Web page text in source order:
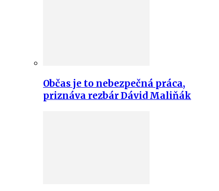
Občas je to nebezpečná práca,
priznáva rezbár Dávid Maliňák